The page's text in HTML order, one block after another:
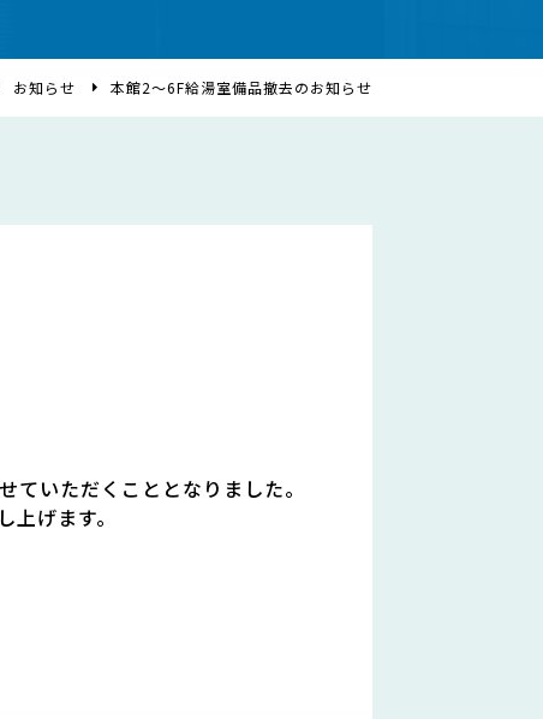
お知らせ 本館2～6F給湯室備品撤去のお知らせ
いただくこととなりました。
げます。